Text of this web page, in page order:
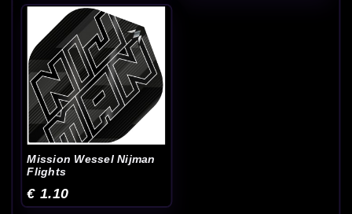
Mission Wessel Nijman
Flights
€ 1.10